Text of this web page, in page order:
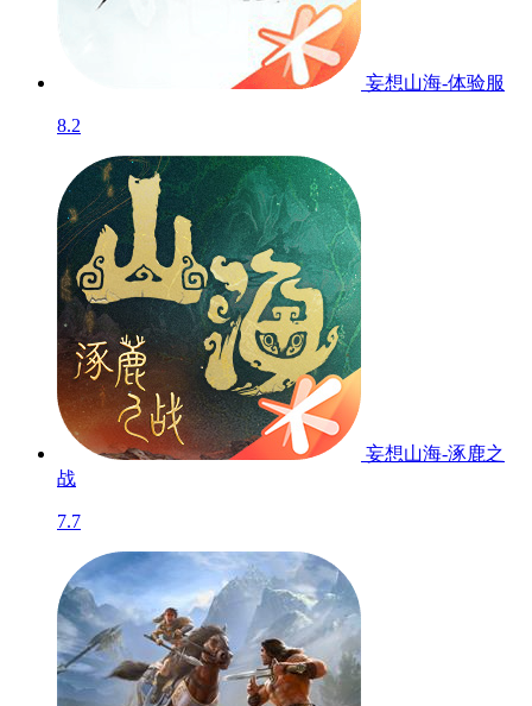
妄想山海-体验服
8.2
妄想山海-涿鹿之
战
7.7